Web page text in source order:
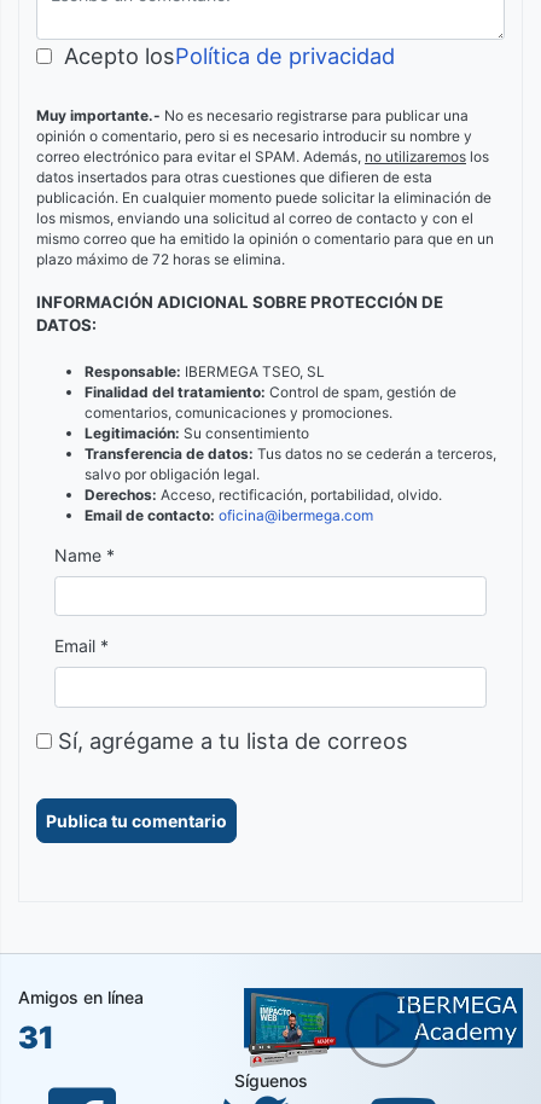
Acepto losPolítica de privacidad
Muy importante.- No es necesario registrarse para publicar una
opinión o comentario, pero si es necesario introducir su nombre y
correo electrónico para evitar el SPAM. Además, no utilizaremos los
datos insertados para otras cuestiones que difieren de esta
publicación. En cualquier momento puede solicitar la eliminación de
los mismos, enviando una solicitud al correo de contacto y con el
mismo correo que ha emitido la opinión o comentario para que en un
plazo máximo de 72 horas se elimina.
INFORMACIÓN ADICIONAL SOBRE PROTECCIÓN DE
DATOS:
Responsable: IBERMEGA TSEO, SL
Finalidad del tratamiento: Control de spam, gestión de
comentarios, comunicaciones y promociones.
Legitimación: Su consentimiento
Transferencia de datos: Tus datos no se cederán a terceros,
salvo por obligación legal.
Derechos: Acceso, rectificación, portabilidad, olvido.
Email de contacto: oficina@ibermega.com
Name *
Email *
Sí, agrégame a tu lista de correos
Amigos en línea
31
Síguenos